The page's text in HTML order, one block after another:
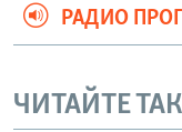
РАДИО
ЧИТАЙТЕ